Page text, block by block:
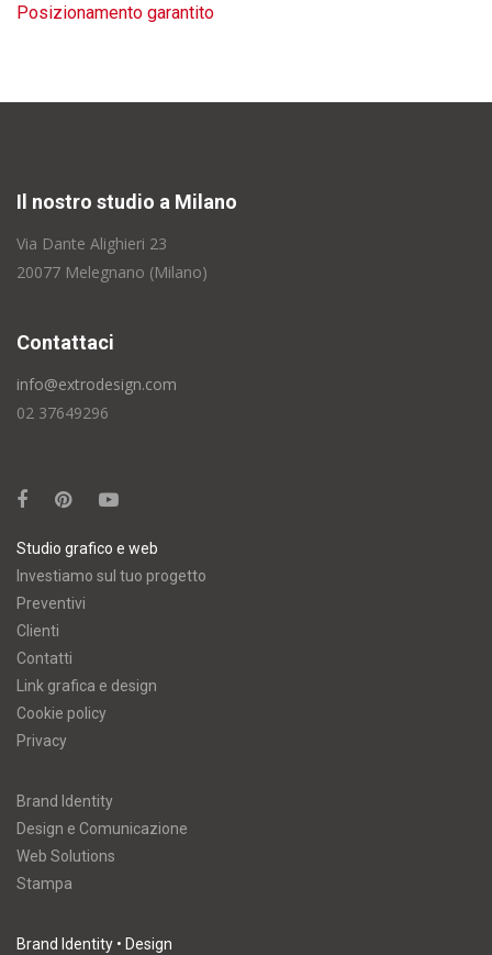
Posizionamento garantito
Il nostro studio a Milano
Via Dante Alighieri 23
20077 Melegnano (Milano)
Contattaci
info@extrodesign.com
02 37649296
Studio grafico e web
Investiamo sul tuo progetto
Preventivi
Clienti
Contatti
Link grafica e design
Cookie policy
Privacy
Brand Identity
Design e Comunicazione
Web Solutions
Stampa
Brand Identity • Design